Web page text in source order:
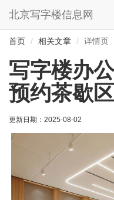
北京写字楼信息网
首页 相关文章 详情页
写字楼办
预约茶歇
更新日期： 2025-08-02